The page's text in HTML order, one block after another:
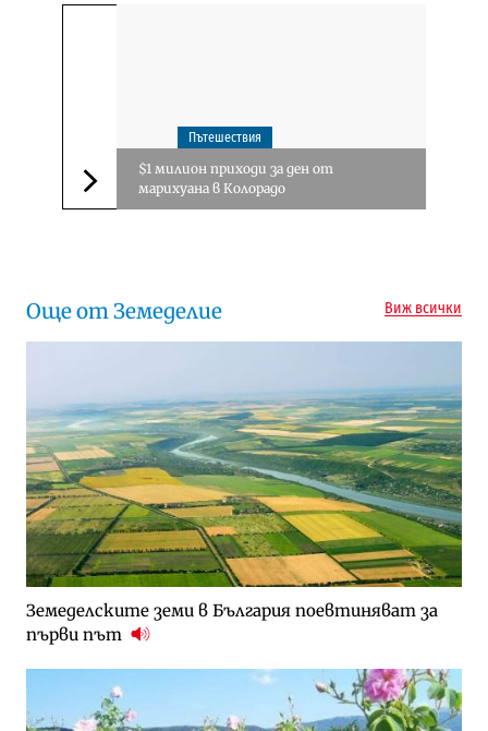
Следваща новина
Пътешествия
$1 милион приходи за ден от
марихуана в Колорадо
Още от Земеделие Виж всички
Земеделските земи в България поевтиняват за
първи път